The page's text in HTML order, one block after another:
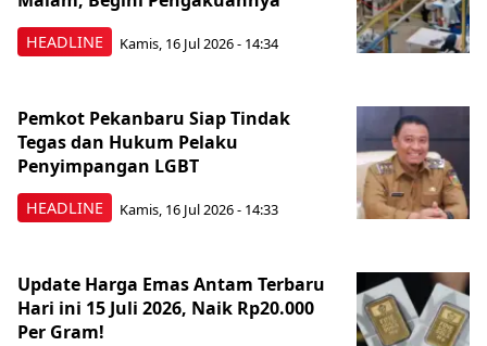
HEADLINE Kamis, 16 Jul 2026 - 14:34
HEADLINE
Pemkot Pekanbaru Siap Tindak
Tegas dan Hukum Pelaku
Penyimpangan LGBT
Kamis, 16 Jul 2026 - 14:33
Update Harga Emas Antam Terbaru
Hari ini 15 Juli 2026, Naik Rp20.000
Per Gram!